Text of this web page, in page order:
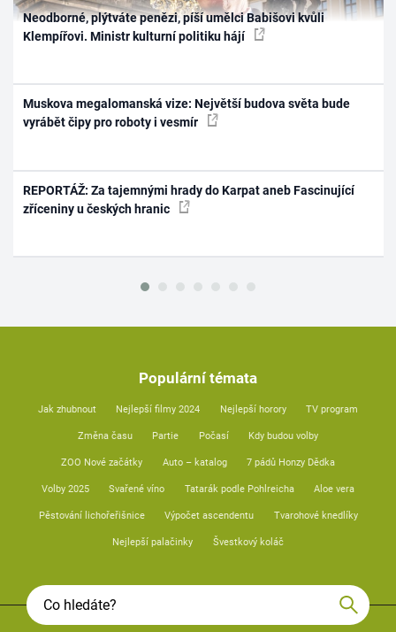
Neodborné, plýtváte penězi, píší umělci Babišovi kvůli
Klempířovi. Ministr kulturní politiku hájí
Muskova megalomanská vize: Největší budova světa bude
vyrábět čipy pro roboty i vesmír
REPORTÁŽ: Za tajemnými hrady do Karpat aneb Fascinující
zříceniny u českých hranic
Populární témata
Jak zhubnout Nejlepší filmy 2024 Nejlepší horory TV program
Změna času Partie Počasí Kdy budou volby
ZOO Nové začátky Auto – katalog 7 pádů Honzy Dědka
Volby 2025 Svařené víno Tatarák podle Pohlreicha Aloe vera
Pěstování lichořeřišnice Výpočet ascendentu Tvarohové knedlíky
Nejlepší palačinky Švestkový koláč